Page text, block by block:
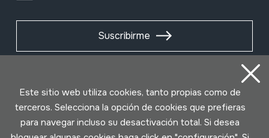
Suscribirme
Este sitio web utiliza cookies, tanto propias como de
terceros. Selecciona la opción de cookies que prefieras
para navegar incluso su desactivación total. Si desea